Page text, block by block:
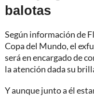
balotas
Según información de
Copa del Mundo, el
será en encargado de
la atención dada su
Y aunque junto a él